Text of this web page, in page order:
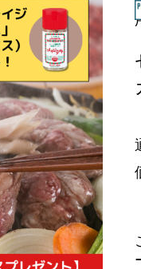
牛肉
牛タン
豚肉
豚ホルモン
タレ
ラム
やみ
アロ
ジン